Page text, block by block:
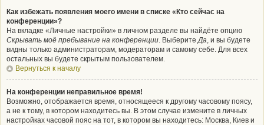
Как избежать появления моего имени в списке «Кто сейчас на
конференции»?
На вкладке «Личные настройки» в личном разделе вы найдёте опцию
Скрывать моё пребывание на конференции. ВыберитеДа, и вы будете
видны только администраторам, модераторам и самому себе. Для всех
остальных вы будете скрытым пользователем.
Вернуться к началу
На конференции неправильное время!
Возможно, отображается время, относящееся к другому часовому поясу,
а не к тому, в котором находитесь вы. В этом случае измените в личных
настройках часовой пояс на тот, в котором вы находитесь: Москва, Киев и